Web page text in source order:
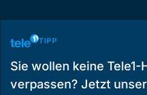
TIPP
Sie wollen keine Tele1-
verpassen? Jetzt